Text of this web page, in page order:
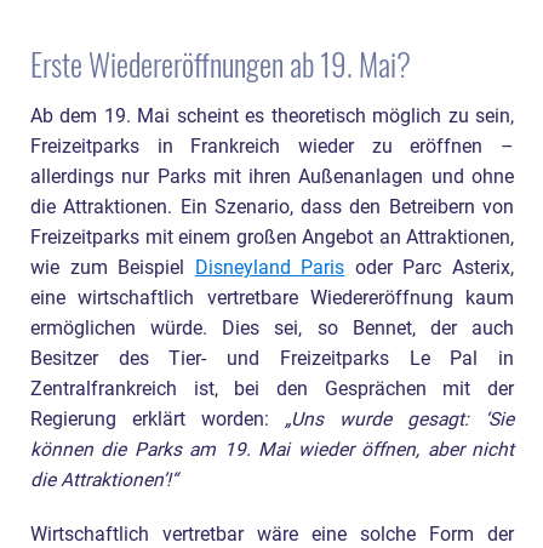
Erste Wiedereröffnungen ab 19. Mai?
Ab dem 19. Mai scheint es theoretisch möglich zu sein,
Freizeitparks in Frankreich wieder zu eröffnen –
allerdings nur Parks mit ihren Außenanlagen und ohne
die Attraktionen. Ein Szenario, dass den Betreibern von
Freizeitparks mit einem großen Angebot an Attraktionen,
wie zum Beispiel
Disneyland Paris oder Parc Asterix,
eine wirtschaftlich vertretbare Wiedereröffnung kaum
ermöglichen würde. Dies sei, so Bennet, der auch
Besitzer des Tier- und Freizeitparks Le Pal in
Zentralfrankreich ist, bei den Gesprächen mit der
Regierung erklärt worden: „Uns wurde gesagt: ‘Sie
können die Parks am 19. Mai wieder öffnen, aber nicht
die Attraktionen’!“
Wirtschaftlich vertretbar wäre eine solche Form der